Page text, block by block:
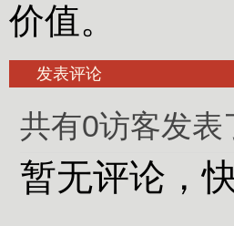
价值。
发表评论
共有0访客发表
暂无评论，